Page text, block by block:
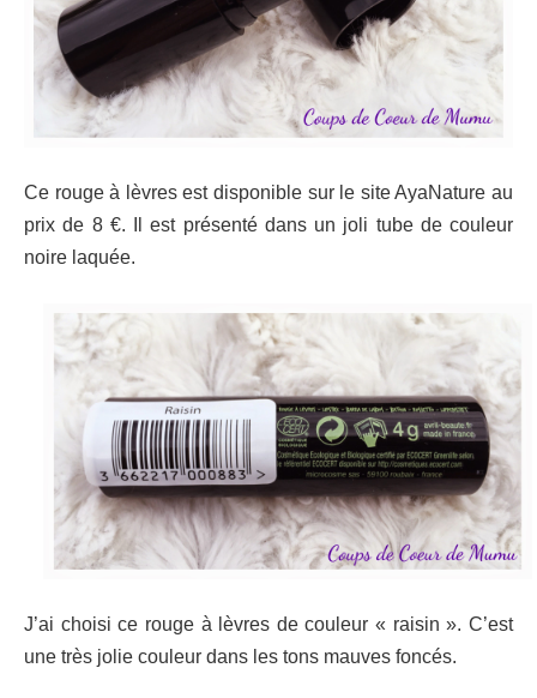
Ce rouge à lèvres est disponible sur le site AyaNature au
prix de 8 €.
Il est présenté dans un joli tube de couleur
noire laquée.
J’ai choisi ce rouge à lèvres de couleur « raisin ». C’est
une très jolie couleur dans les tons mauves foncés.